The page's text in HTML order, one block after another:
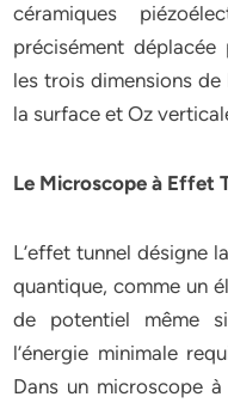
céramiques
précisément
les trois dimensions de
la surface et Oz
Le Microscope à Effet
L’effet tunnel désigne
quantique, comme un
de potentiel même
l’énergie minimale
Dans un microscope